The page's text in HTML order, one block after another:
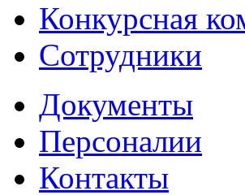
Конкурсная
Сотрудники
Документы
Персоналии
Контакты